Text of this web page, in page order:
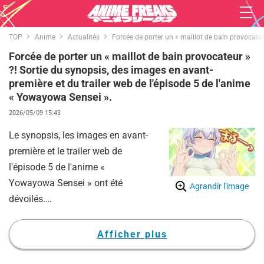
TOP Anime Actualités Forcée de porter un « maillot de bain
Forcée de porter un « maillot de bain provocateur »
?! Sortie du synopsis, des images en avant-
première et du trailer web de l'épisode 5 de l'anime
« Yowayowa Sensei ».
2026/05/09 15:43
Agrandir l'image
Le synopsis, les images en avant-
première et le trailer web de
l'épisode 5 de l'anime «
Yowayowa Sensei » ont été
dévoilés.
romantique centrée sur Hiyori
Hiwamura (doublée par Marika
Afficher plus